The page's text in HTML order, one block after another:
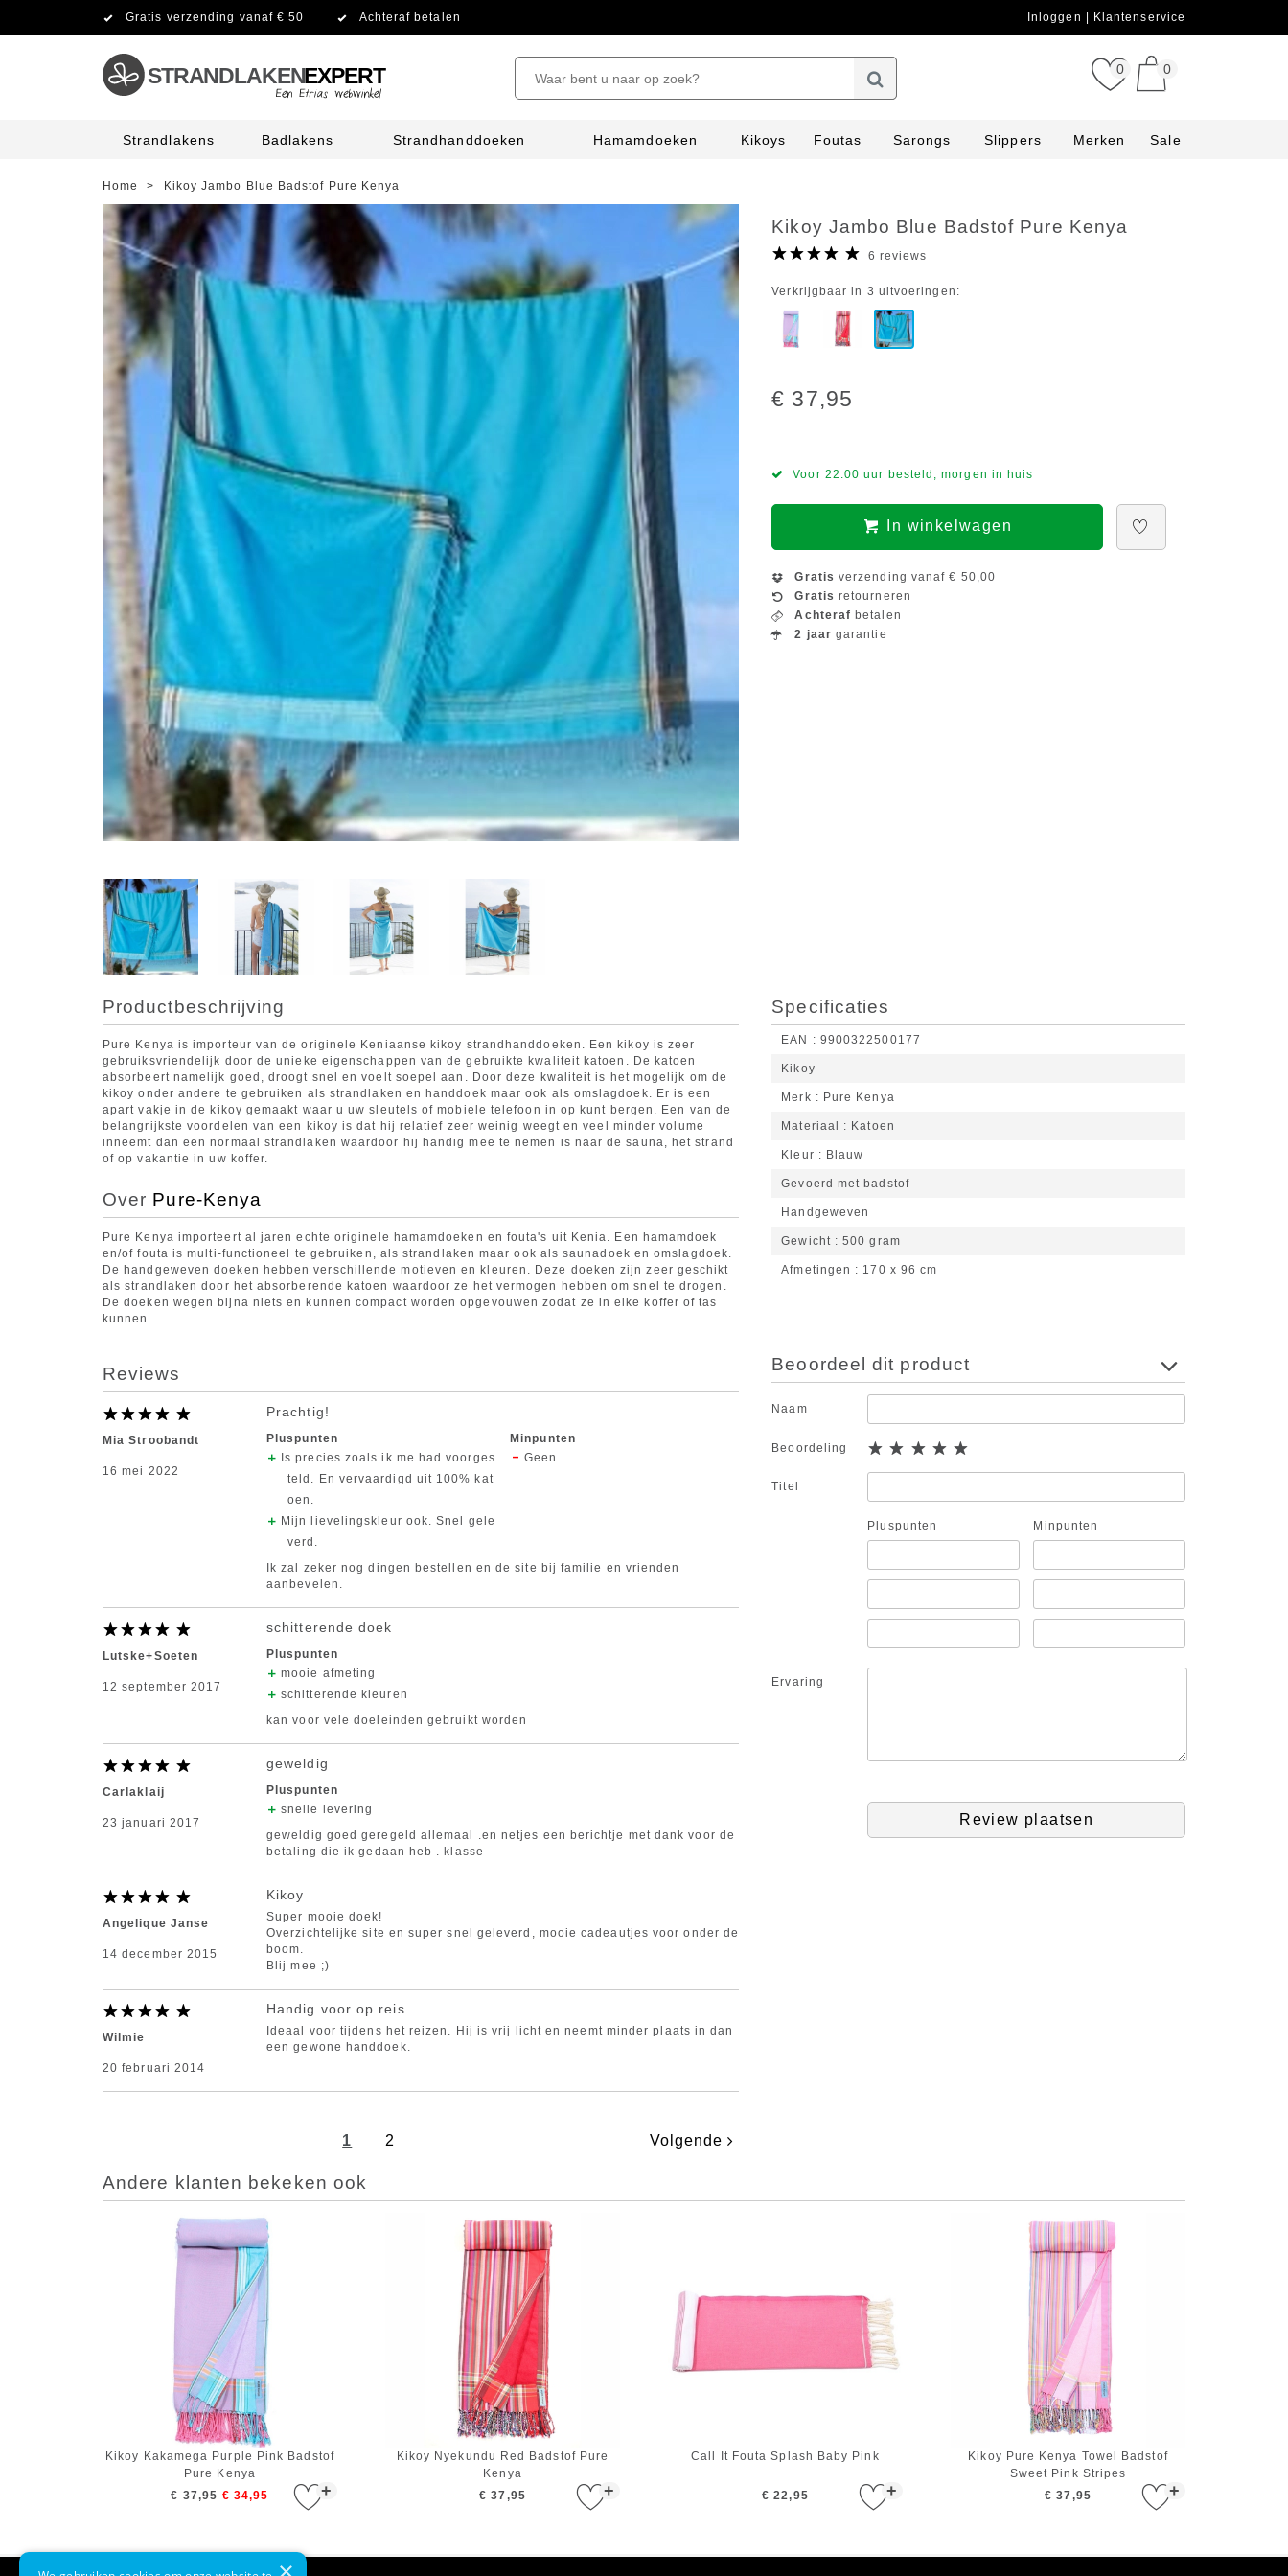
Gratis verzending vanaf € 50 Achteraf betalen Inloggen Klantenservice
STRANDLAKENEXPERT 0 0
Strandlakens Badlakens Strandhanddoeken Hamamdoeken Kikoys Foutas Sarongs Slippers Merken Sale
Home > Kikoy Jambo Blue Badstof Pure Kenya
Kikoy Jambo Blue Badstof Pure Kenya
6 reviews
Verkrijgbaar in 3 uitvoeringen:
€ 37,95
Voor 22:00 uur besteld, morgen in huis
In winkelwagen
Gratis verzending vanaf € 50,00
Gratis retourneren
Achteraf betalen
2 jaar garantie
Productbeschrijving
Pure Kenya is importeur van de originele Keniaanse kikoy strandhanddoeken. Een kikoy is zeer
gebruiksvriendelijk door de unieke eigenschappen van de gebruikte kwaliteit katoen. De katoen
absorbeert namelijk goed, droogt snel en voelt soepel aan. Door deze kwaliteit is het mogelijk om de
kikoy onder andere te gebruiken als strandlaken en handdoek maar ook als omslagdoek. Er is een
apart vakje in de kikoy gemaakt waar u uw sleutels of mobiele telefoon in op kunt bergen. Een van de
belangrijkste voordelen van een kikoy is dat hij relatief zeer weinig weegt en veel minder volume
inneemt dan een normaal strandlaken waardoor hij handig mee te nemen is naar de sauna, het strand
of op vakantie in uw koffer.
Over Pure-Kenya
Pure Kenya importeert al jaren echte originele hamamdoeken en fouta's uit Kenia. Een hamamdoek
en/of fouta is multi-functioneel te gebruiken, als strandlaken maar ook als saunadoek en omslagdoek.
De handgeweven doeken hebben verschillende motieven en kleuren. Deze doeken zijn zeer geschikt
als strandlaken door het absorberende katoen waardoor ze het vermogen hebben om snel te drogen.
De doeken wegen bijna niets en kunnen compact worden opgevouwen zodat ze in elke koffer of tas
kunnen.
Specificaties
EAN 9900322500177
Kikoy
Merk Pure Kenya
Materiaal Katoen
Kleur Blauw
Gevoerd met badstof
Handgeweven
Gewicht 500 gram
Afmetingen 170 x 96 cm
Reviews
Mia Stroobandt
16 mei 2022
Prachtig!
Pluspunten
Is precies zoals ik me had voorges
teld. En vervaardigd uit 100% kat
oen.
Mijn lievelingskleur ook. Snel gele
verd.
Minpunten
Geen
Ik zal zeker nog dingen bestellen en de site bij familie en vrienden
aanbevelen.
Lutske+Soeten
12 september 2017
schitterende doek
Pluspunten
mooie afmeting
schitterende kleuren
kan voor vele doeleinden gebruikt worden
Carlaklaij
23 januari 2017
geweldig
Pluspunten
snelle levering
geweldig goed geregeld allemaal .en netjes een berichtje met dank voor de
betaling die ik gedaan heb . klasse
Angelique Janse
14 december 2015
Kikoy
Super mooie doek!
Overzichtelijke site en super snel geleverd, mooie cadeautjes voor onder de
boom.
Blij mee ;)
Wilmie
20 februari 2014
Handig voor op reis
Ideaal voor tijdens het reizen. Hij is vrij licht en neemt minder plaats in dan
een gewone handdoek.
1 2 Volgende
Beoordeel dit product
Naam
Beoordeling
Titel
Pluspunten Minpunten
Ervaring
Review plaatsen
Andere klanten bekeken ook
+
Kikoy Kakamega Purple Pink Badstof
Pure Kenya
€ 37,95 € 34,95 +
Kikoy Nyekundu Red Badstof Pure
Kenya
€ 37,95
+
Call It Fouta Splash Baby Pink
€ 22,95 +
Kikoy Pure Kenya Towel Badstof
Sweet Pink Stripes
€ 37,95